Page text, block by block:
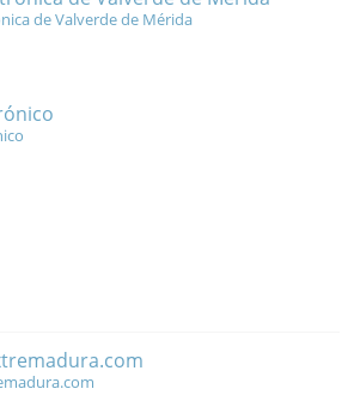
de Valverde de Mérida